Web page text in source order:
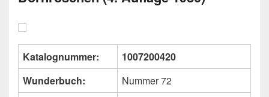
Katalognummer:
1007200420
Wunderbuch:
Nummer 72